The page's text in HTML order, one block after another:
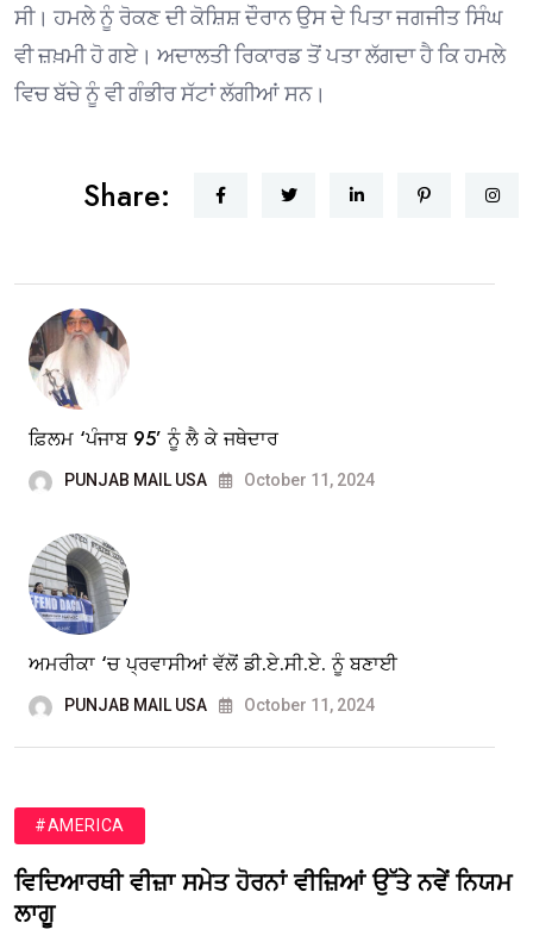
ਸੀ। ਹਮਲੇ ਨੂੰ ਰੋਕਣ ਦੀ ਕੋਸ਼ਿਸ਼ ਦੌਰਾਨ ਉਸ ਦੇ ਪਿਤਾ ਜਗਜੀਤ ਸਿੰਘ
ਵੀ ਜ਼ਖ਼ਮੀ ਹੋ ਗਏ। ਅਦਾਲਤੀ ਰਿਕਾਰਡ ਤੋਂ ਪਤਾ ਲੱਗਦਾ ਹੈ ਕਿ ਹਮਲੇ
ਵਿਚ ਬੱਚੇ ਨੂੰ ਵੀ ਗੰਭੀਰ ਸੱਟਾਂ ਲੱਗੀਆਂ ਸਨ।
Share:
ਫ਼ਿਲਮ ‘ਪੰਜਾਬ 95’ ਨੂੰ ਲੈ ਕੇ ਜਥੇਦਾਰ
PUNJAB MAIL USA October 11, 2024
ਅਮਰੀਕਾ ‘ਚ ਪ੍ਰਵਾਸੀਆਂ ਵੱਲੋਂ ਡੀ.ਏ.ਸੀ.ਏ. ਨੂੰ ਬਣਾਈ
PUNJAB MAIL USA October 11, 2024
#AMERICA
ਵਿਦਿਆਰਥੀ ਵੀਜ਼ਾ ਸਮੇਤ ਹੋਰਨਾਂ ਵੀਜ਼ਿਆਂ ਉੱਤੇ ਨਵੇਂ ਨਿਯਮ
ਲਾਗੂ